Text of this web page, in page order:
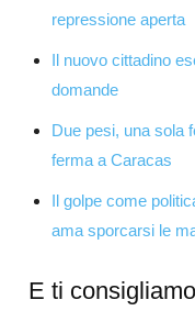
repressione aperta
Il nuovo cittadino
domande
Due pesi, una sola
ferma a Caracas
Il golpe come
ama sporcarsi le
E ti consigliamo